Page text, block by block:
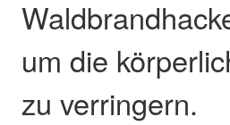
um die
zu verringern.